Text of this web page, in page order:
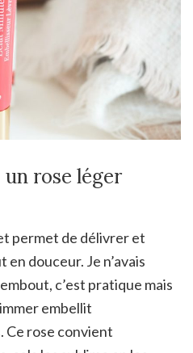
rose léger
permet de délivrer et
douceur. Je n’avais
c’est pratique mais
embellit
Ce rose convient